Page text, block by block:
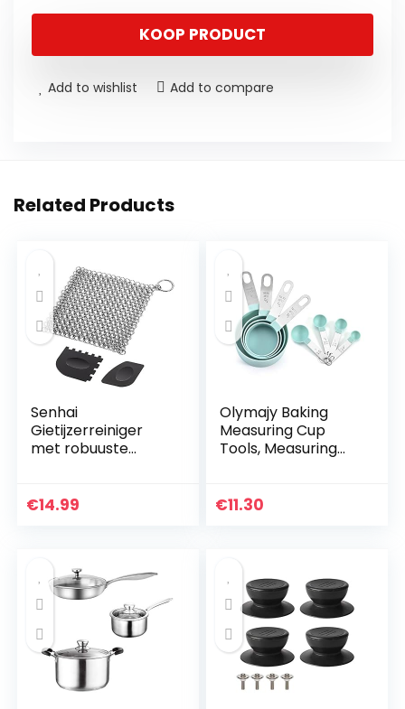
KOOP PRODUCT
Add to wishlist Add to compare
Related Products
Senhai
Gietijzerreiniger
met robuuste
17,8 cm,
€14.99
Olymajy Baking
Measuring Cup
Tools, Measuring
maatbekers en
€11.30